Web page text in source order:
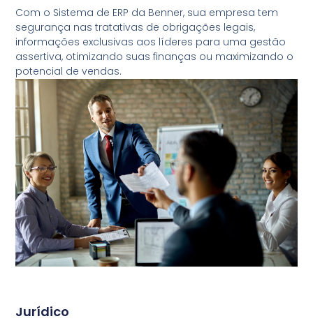
Com o Sistema de ERP da Benner, sua empresa tem
segurança nas tratativas de obrigações legais,
informações exclusivas aos líderes para uma gestão
assertiva, otimizando suas finanças ou maximizando o
potencial de vendas.
Jurídico